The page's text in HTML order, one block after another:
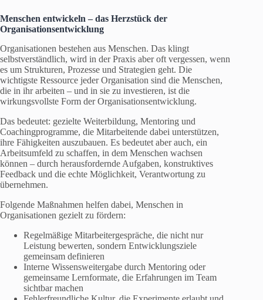
Menschen entwickeln – das Herzstück der
Organisationsentwicklung
Organisationen bestehen aus Menschen. Das klingt
selbstverständlich, wird in der Praxis aber oft vergessen, wenn
es um Strukturen, Prozesse und Strategien geht. Die
wichtigste Ressource jeder Organisation sind die Menschen,
die in ihr arbeiten – und in sie zu investieren, ist die
wirkungsvollste Form der Organisationsentwicklung.
Das bedeutet: gezielte Weiterbildung, Mentoring und
Coachingprogramme, die Mitarbeitende dabei unterstützen,
ihre Fähigkeiten auszubauen. Es bedeutet aber auch, ein
Arbeitsumfeld zu schaffen, in dem Menschen wachsen
können – durch herausfordernde Aufgaben, konstruktives
Feedback und die echte Möglichkeit, Verantwortung zu
übernehmen.
Folgende Maßnahmen helfen dabei, Menschen in
Organisationen gezielt zu fördern:
Regelmäßige Mitarbeitergespräche, die nicht nur
Leistung bewerten, sondern Entwicklungsziele
gemeinsam definieren
Interne Wissensweitergabe durch Mentoring oder
gemeinsame Lernformate, die Erfahrungen im Team
sichtbar machen